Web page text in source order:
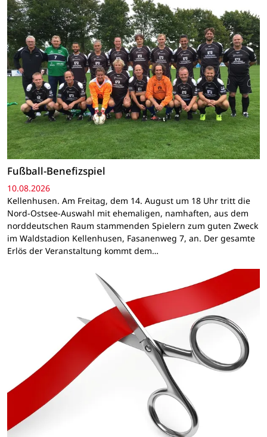
Fußball-Benefizspiel
10.08.2026
Kellenhusen. Am Freitag, dem 14. August um 18 Uhr tritt die
Nord-Ostsee-Auswahl mit ehemaligen, namhaften, aus dem
norddeutschen Raum stammenden Spielern zum guten Zweck
im Waldstadion Kellenhusen, Fasanenweg 7, an. Der gesamte
Erlös der Veranstaltung kommt dem…